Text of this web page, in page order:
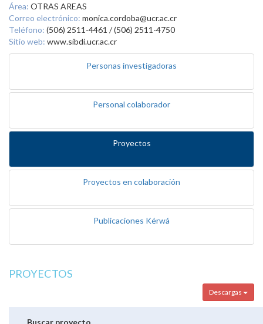
Área: OTRAS AREAS
Correo electrónico: monica.cordoba@ucr.ac.cr
Teléfono: (506) 2511-4461 / (506) 2511-4750
Sitio web: www.sibdi.ucr.ac.cr
Personas investigadoras
Personal colaborador
Proyectos
Proyectos en colaboración
Publicaciones Kérwá
PROYECTOS
Descargas
Buscar proyecto